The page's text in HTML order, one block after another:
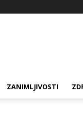
ZANIMLJIVOSTI